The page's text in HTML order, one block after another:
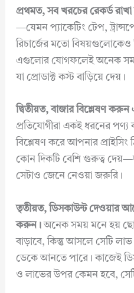
প্রথমত, সব খরচের রেকর্ড
—যেমন প্যাকেটিং টেপ,
রিচার্জের মতো বিষয়গুলোকেও
এগুলোর যোগফলেই অনেক
যা প্রোডাক্ট কস্ট বাড়িয়ে দেয়।
দ্বিতীয়ত, বাজার বিশ্লেষণ
প্রতিযোগীরা একই ধরনের পণ্য
বিশ্লেষণ করে আপনার প্রাইসিং
কোন দিকটি বেশি গুরুত্ব
সেটাও জেনে নেওয়া জরুরি।
তৃতীয়ত, ডিসকাউন্ট দেওয়ার
করুন।অনেক সময় মনে হয় ছোট
বাড়াবে, কিন্তু আসলে সেটি লাভ
ডেকে আনতে পারে। কাজেই
ও লাভের উপর কেমন হবে, সেটি